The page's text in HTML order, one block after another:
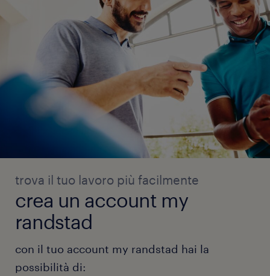
trova il tuo lavoro più facilmente
crea un account my
randstad
con il tuo account my randstad hai la
possibilità di: